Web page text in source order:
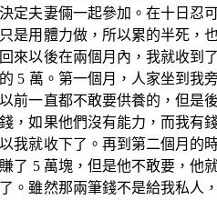
決定夫妻倆一起參加。在十日忍
只是用體力做，所以累的半死，
回來以後在兩個月內，我就收到
的 5 萬。第一個月，人家坐到我
以前一直都不敢要供養的，但是
錢，如果他們沒有能力，而我有
以我就收下了。再到第二個月的
賺了 5 萬塊，但是他不敢要，他
了。雖然那兩筆錢不是給我私人